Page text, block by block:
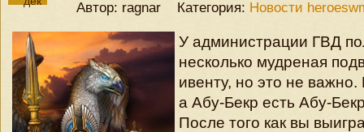
Автор: ragnar Категория: Новости
У администрации ГВД
несколько мудреная
ивенту, но это не важно.
а Абу-Бекр есть Абу-
После того как вы